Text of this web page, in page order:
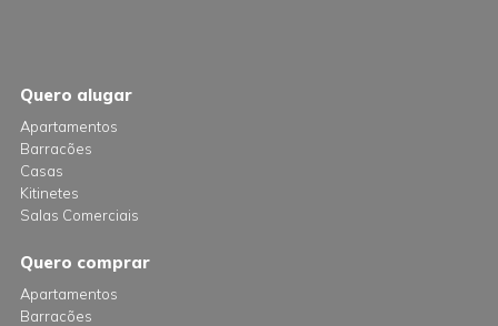
Quero alugar
Apartamentos
Barracões
Casas
Kitinetes
Salas Comerciais
Quero comprar
Apartamentos
Barracões